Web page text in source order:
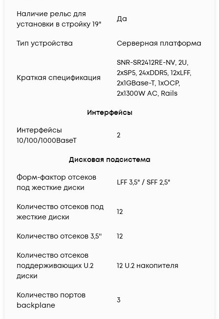
Наличие рельс для
установки в стройку 19"
Да
Тип устройства Серверная платформа
Краткая спецификация
SNR-SR2412RE-NV, 2U,
2xSP5, 24xDDR5, 12xLFF,
2x1GBase-T, 1xOCP,
2x1300W AC, Rails
Интерфейсы
Интерфейсы
10/100/1000BaseT
2
Дисковая подсистема
Форм-фактор отсеков
под жесткие диски
LFF 3,5" / SFF 2,5"
Количество отсеков под
жесткие диски
12
Количество отсеков 3,5'' 12
Количество отсеков
поддерживающих U.2
диски
12 U.2 накопителя
Количество портов
backplane
3